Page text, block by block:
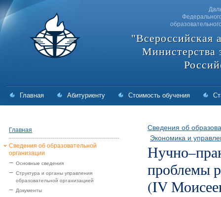
"Всероссийская
Министерства
Главная Абитуриенту Стоимость обучения
Главная
Сведения об образовательной
организации
Основные сведения
Структура и органы управления
образовательной организацией
Документы
Сведения об
Экономика и
проблемы
(IV